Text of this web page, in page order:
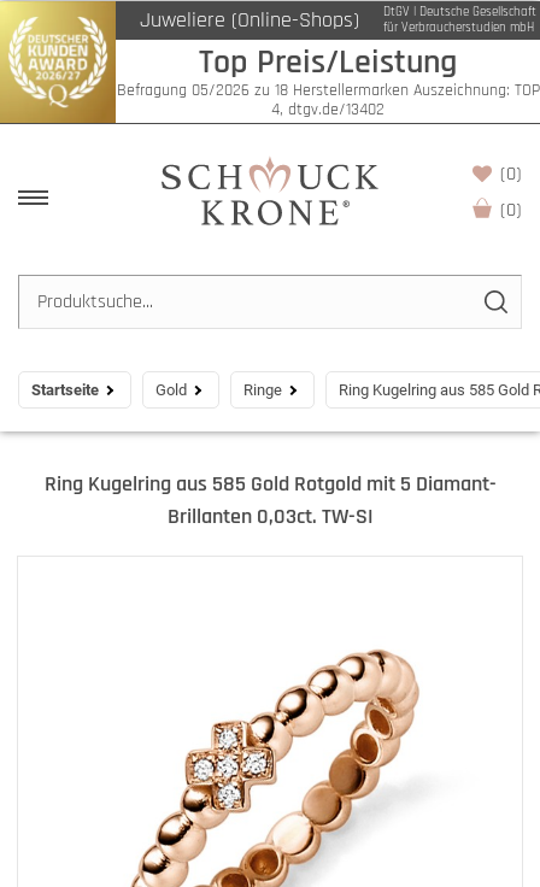
Juweliere (Online-Shops)
DtGV | Deutsche Gesellschaft
für Verbraucherstudien mbH
Top Preis/Leistung
Befragung 05/2026 zu 18 Herstellermarken Auszeichnung: TOP
4, dtgv.de/13402
(0)
(0)
Startseite Gold Ringe Ring Kugelring aus 585 Gold
Ring Kugelring aus 585 Gold Rotgold mit 5 Diamant-
Brillanten 0,03ct. TW-SI